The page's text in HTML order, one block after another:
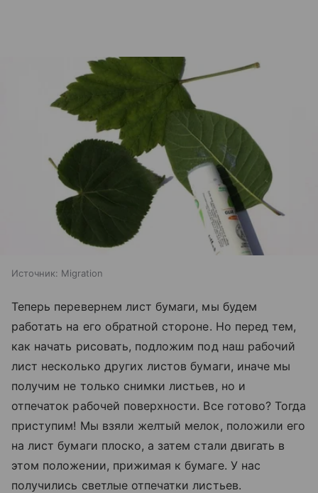
Источник: Migration
Теперь перевернем лист бумаги, мы будем
работать на его обратной стороне. Но перед тем,
как начать рисовать, подложим под наш рабочий
лист несколько других листов бумаги, иначе мы
получим не только снимки листьев, но и
отпечаток рабочей поверхности. Все готово? Тогда
приступим! Мы взяли желтый мелок, положили его
на лист бумаги плоско, а затем стали двигать в
этом положении, прижимая к бумаге. У нас
получились светлые отпечатки листьев.